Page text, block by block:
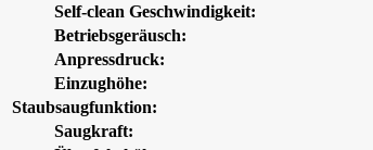
Self-clean Geschwindigkeit:
Betriebsgeräusch:
Anpressdruck:
Einzughöhe:
Staubsaugfunktion:
Saugkraft: